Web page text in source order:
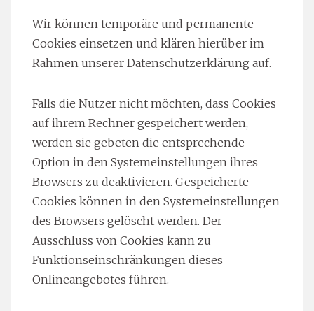
Wir können temporäre und permanente
Cookies einsetzen und klären hierüber im
Rahmen unserer Datenschutzerklärung auf.
Falls die Nutzer nicht möchten, dass Cookies
auf ihrem Rechner gespeichert werden,
werden sie gebeten die entsprechende
Option in den Systemeinstellungen ihres
Browsers zu deaktivieren. Gespeicherte
Cookies können in den Systemeinstellungen
des Browsers gelöscht werden. Der
Ausschluss von Cookies kann zu
Funktionseinschränkungen dieses
Onlineangebotes führen.